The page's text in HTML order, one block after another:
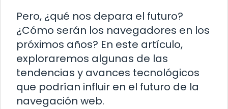
Pero, ¿qué nos depara el futuro?
¿Cómo serán los navegadores en los
próximos años? En este artículo,
exploraremos algunas de las
tendencias y avances tecnológicos
que podrían influir en el futuro de la
navegación web.